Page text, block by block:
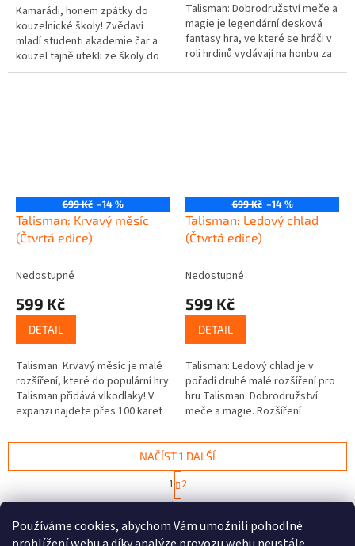
Používáme cookies, abychom Vám umožnili pohodlné
Kamarádi, honem zpátky do
kouzelnické školy! Zvědaví
mladí studenti akademie čar a
kouzel tajně utekli ze školy do
černočerného lesa na půlnoční
Talisman: Dobrodružství meče a
magie je legendární desková
fantasy hra, ve které se hráči v
roli hrdinů vydávají na honbu za
Korunou moci. Cestou se budou
699 Kč –14 %
Talisman: Krvavý měsíc
(Čtvrtá edice)
Nedostupné
599 Kč
DETAIL
Talisman: Krvavý měsíc je malé
rozšíření, které do populární hry
Talisman přidává vlkodlaky! V
expanzi najdete přes 100 karet
upírů, vykradače...
699 Kč –14 %
Talisman: Ledový chlad
(Čtvrtá edice)
Nedostupné
599 Kč
DETAIL
Talisman: Ledový chlad je v
pořadí druhé malé rozšíření pro
hru Talisman: Dobrodružství
meče a magie. Rozšíření
postav a zaklínadel, především
však...
O
l
NAČÍST 1 DALŠÍ
S
t
r
á
n
1 2
19položek celkem
NAHORU